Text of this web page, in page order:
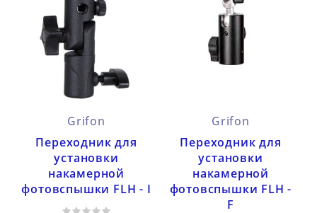
Grifon
Переходник для
установки
накамерной
фотовспышки FLH - I
Grifon
Переходник для
установки
накамерной
фотовспышки FLH -
F